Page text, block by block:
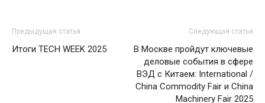
Предыдущая статья
Итоги TECH WEEK 2025
Следующая статья
В Москве пройдут ключевые
деловые события в сфере
ВЭД с Китаем: International /
China Commodity Fair и China
Machinery Fair 2025